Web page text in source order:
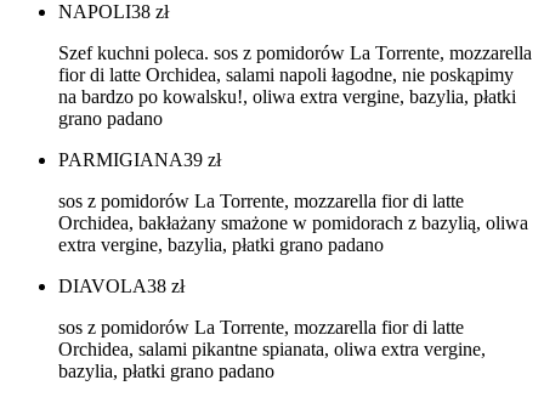
NAPOLI38 zł
Szef kuchni poleca. sos z pomidorów La Torrente, mozzarella
fior di latte Orchidea, salami napoli łagodne, nie poskąpimy
na bardzo po kowalsku!, oliwa extra vergine, bazylia, płatki
grano padano
PARMIGIANA39 zł
sos z pomidorów La Torrente, mozzarella fior di latte
Orchidea, bakłażany smażone w pomidorach z bazylią, oliwa
extra vergine, bazylia, płatki grano padano
DIAVOLA38 zł
sos z pomidorów La Torrente, mozzarella fior di latte
Orchidea, salami pikantne spianata, oliwa extra vergine,
bazylia, płatki grano padano